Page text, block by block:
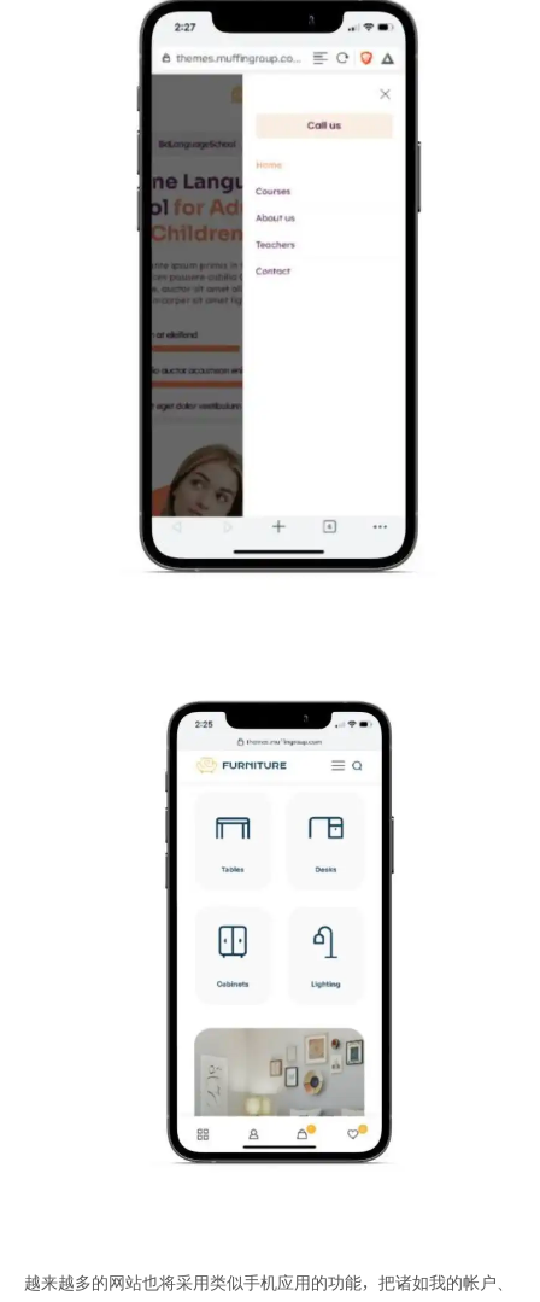
越来越多的网站也将采用类似手机应用的功能，把诸如我的帐户、